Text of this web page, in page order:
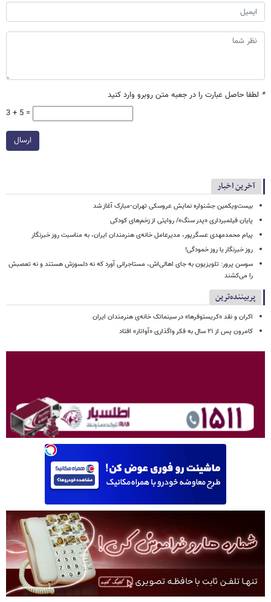
* لطفا حاصل عبارت را در جعبه متن روبرو وارد کنید
3 + 5 =
ارسال
آخرین اخبار
بیست‌ویکمین جشنواره نمایش عروسکی تهران-مبارک آغاز شد
پایان فیلمبرداری «پدر سنگ»/ روایتی از زخم‌های کودکی
پیام محمدمهدی عسگرپور، مدیرعامل خانه‌ی هنرمندان ایران، به مناسبت روز خبرنگار
روز خبرنگار یا روز خمودگی!
سوسن پرور: تلویزیون به جای اهالی‌اش، مستاجرانی آورد که نه دلسوزش هستند و نه تعصبش
را می‌کشند
پربیننده‌ترین
اکران و نقد «کریستوفرها» در سینماتک خانه‌ی هنرمندان ایران
کامرون پس از ۲۱ سال به فکر واگذاری «آواتار» افتاد